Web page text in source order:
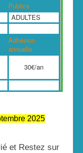
Publics
ADULTES
Adhésion
annuelle
30€/an
2025
et Restez sur